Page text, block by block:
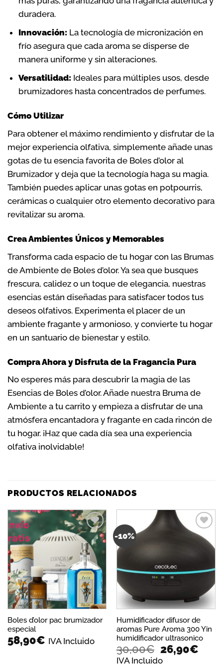
duradera.
Innovación: La tecnología de micronización en
frío asegura que cada aroma se disperse de
manera uniforme y sin alteraciones.
Versatilidad: Ideales para múltiples usos, desde
brumizadores hasta concentrados de perfumes.
Cómo Utilizar
Para obtener el máximo rendimiento y disfrutar de la
mejor experiencia olfativa, simplemente añade unas
gotas de tu esencia favorita de Boles d’olor al
Brumizador y deja que la tecnología haga su magia.
También puedes aplicar unas gotas en potpourris,
cerámicas o cualquier otro elemento decorativo para
revitalizar su aroma.
Crea Ambientes Únicos y Memorables
Transforma cada espacio de tu hogar con las Brumas
de Ambiente de Boles d’olor. Ya sea que busques
frescura, calidez o un toque de elegancia, nuestras
esencias están diseñadas para satisfacer todos tus
deseos olfativos. Experimenta el placer de un
ambiente fragante y armonioso, y convierte tu hogar
en un santuario de bienestar y estilo.
Compra Ahora y Disfruta de la Fragancia Pura
No esperes más para descubrir la magia de las
Esencias de Boles d’olor. Añade nuestra Bruma de
Ambiente a tu carrito y empieza a disfrutar de una
atmósfera encantadora y fragante en cada rincón de
tu hogar. ¡Haz que cada día sea una experiencia
olfativa inolvidable!
PRODUCTOS RELACIONADOS
Añadir
a la
lista de
deseos
Boles d’olor pac brumizador
especial
58,90€ IVA Incluido
-10%
Añadir
Humidificador difusor de
aromas Pure Aroma 300 Yin
humidificador ultrasonico
30,00€ El
precio
26,90€
IVA Incluido